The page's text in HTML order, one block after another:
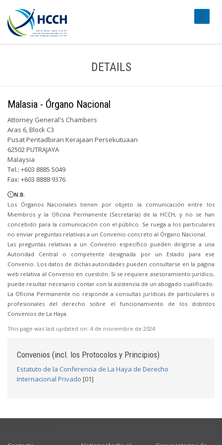
DETAILS
Malasia - Órgano Nacional
Attorney General's Chambers
Aras 6, Block C3
Pusat Pentadbiran Kerajaan Persekutuaan
62502 PUTRAJAYA
Malaysia
Tel.: +603 8885 5049
Fax: +603 8888 9376
N.B.
Los Órganos Nacionales tienen por objeto la comunicación entre los
Miembros y la Oficina Permanente (Secretaría) de la HCCH, y no se han
concebido para la comunicación con el público. Se ruega a los particulares
no enviar preguntas relativas a un Convenio concreto al Órgano Nacional.
Las preguntas relativas a un Convenio específico pueden dirigirse a una
Autoridad Central o competente designada por un Estado para ese
Convenio. Los datos de dichas autoridades pueden consultarse en la página
web relativa al Convenio en cuestión. Si se requiere asesoramiento jurídico,
puede resultar necesario contar con la asistencia de un abogado cualificado.
La Oficina Permanente no responde a consultas jurídicas de particulares o
profesionales del derecho sobre el funcionamiento de los distintos
Convenios de La Haya.
This page was last updated on: 4 de noviembre de 2024
Convenios (incl. los Protocolos y Principios)
Estatuto de la Conferencia de La Haya de Derecho
Internacional Privado [01]